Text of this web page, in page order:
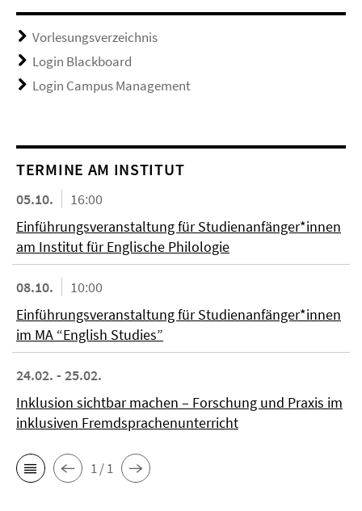
Vorlesungsverzeichnis
Login Blackboard
Login Campus Management
TERMINE AM INSTITUT
05.10.
16:00
Einführungsveranstaltung für Studienanfänger*innen
am Institut für Englische Philologie
08.10.
10:00
Einführungsveranstaltung für Studienanfänger*innen
im MA “English Studies”
24.02. - 25.02.
Inklusion sichtbar machen – Forschung und Praxis im
inklusiven Fremdsprachenunterricht
1 / 1